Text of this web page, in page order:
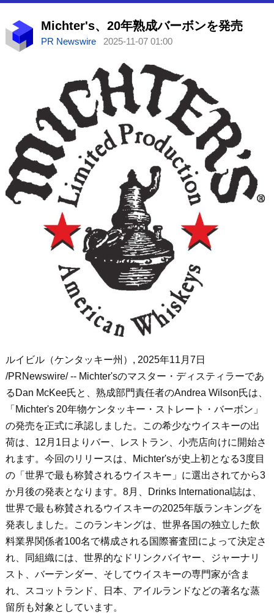
Michter's、20年熟成バーボンを発売
PR Newswire 2025-11-07 01:00
ルイビル（ケンタッキー州） , 2025年11月7日
/PRNewswire/ -- Michter'sのマスター・ディスティラーであ
る Dan McKee氏と、熟成部門責任者のAndrea Wilson氏は、
「 Michter's 20年物ケンタッキー・ストレート・バーボン」
の発売を正式に承認しました。
この希少なウイスキーの出
荷は、 12 月 1 日よりバー、レストラン、小売店向けに開始さ
れます。今回のリリースは、
Michter'sが史上初となる3度目
の「世界で最も称賛されるウイスキー」に選出されてから3
か月後の発表となります。 8月、 Drinks International 誌は、
世界で最も称賛されるウイスキーの2025年版ランキングを
発表しました。このランキングは、世界各国の独立した飲
料業界関係者100名で構成される国際審査団によって決定さ
れ、同組織には、世界的なドリンクバイヤー、ジャーナリ
スト、バーテンダー、そしてウイスキーの専門家が含ま
れ、スコットランド、日本、アイルランドなどの著名な蒸
留所も対象としています。